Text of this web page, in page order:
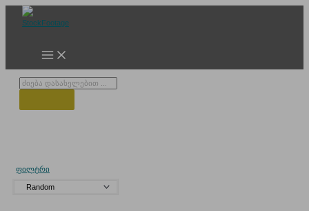
Products
ფილტრი